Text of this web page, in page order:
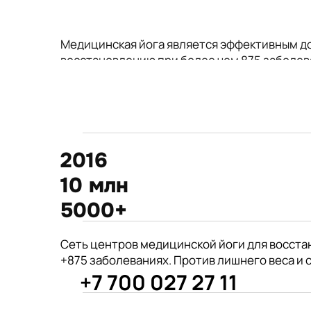
Медицинская йога является эффективным
восстановлению при более чем 875
Международные призеры 2-го
2016
10 млн
5000+
875+
год открытия первого
филиала центра Киран
врачей из 190 стран советуют
Сеть центров медицинской йоги для
+875 заболеваниях. Против лишнего веса и
+7 700 027 27 11